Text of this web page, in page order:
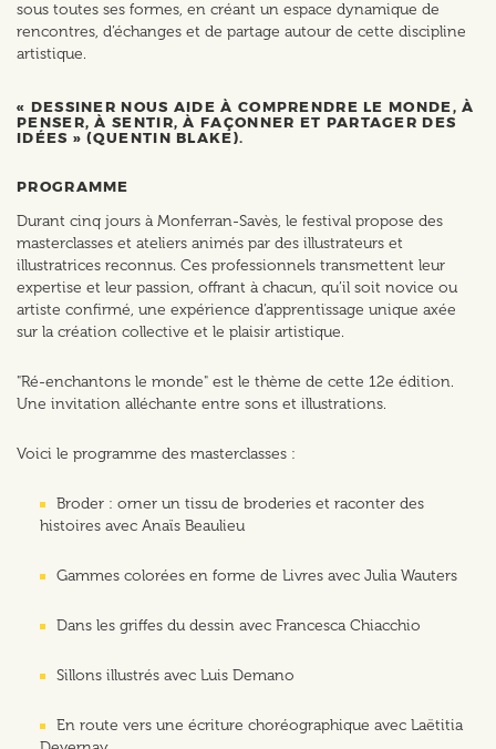
sous toutes ses formes, en créant un espace dynamique de
rencontres, d’échanges et de partage autour de cette discipline
artistique.
« DESSINER NOUS AIDE À COMPRENDRE LE MONDE, À
PENSER, À SENTIR, À FAÇONNER ET PARTAGER DES
IDÉES » (QUENTIN BLAKE).
PROGRAMME
Durant cinq jours à Monferran-Savès, le festival propose des
masterclasses et ateliers animés par des illustrateurs et
illustratrices reconnus. Ces professionnels transmettent leur
expertise et leur passion, offrant à chacun, qu’il soit novice ou
artiste confirmé, une expérience d’apprentissage unique axée
sur la création collective et le plaisir artistique.
"Ré-enchantons le monde" est le thème de cette 12e édition.
Une invitation alléchante entre sons et illustrations.
Voici le programme des masterclasses :
Broder : orner un tissu de broderies et raconter des
histoires avec Anaïs Beaulieu
Gammes colorées en forme de Livres avec Julia Wauters
Dans les griffes du dessin avec Francesca Chiacchio
Sillons illustrés avec Luis Demano
En route vers une écriture choréographique avec Laëtitia